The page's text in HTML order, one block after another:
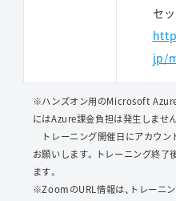
セ
jp/
※ハンズオン用のMicrosoft
にはAzure課金負担は発生しません
トレーニング開催日にアカウン
お願いします。トレーニング終了
ます。
※ZoomのURL情報は、トレーニ